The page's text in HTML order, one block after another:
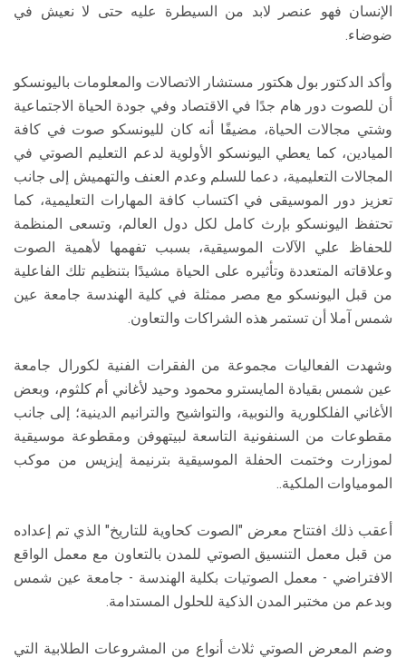
الإنسان فهو عنصر لابد من السيطرة عليه حتى لا نعيش في
ضوضاء.
وأكد الدكتور بول هكتور مستشار الاتصالات والمعلومات باليونسكو
أن للصوت دور هام جدًا في الاقتصاد وفي جودة الحياة الاجتماعية
وشتي مجالات الحياة، مضيفًا أنه كان لليونسكو صوت في كافة
الميادين، كما يعطي اليونسكو الأولوية لدعم التعليم الصوتي في
المجالات التعليمية، دعما للسلم وعدم العنف والتهميش إلى جانب
تعزيز دور الموسيقى في اكتساب كافة المهارات التعليمية، كما
تحتفظ اليونسكو بإرث كامل لكل دول العالم، وتسعى المنظمة
للحفاظ علي الآلات الموسيقية، بسبب تفهمها لأهمية الصوت
وعلاقاته المتعددة وتأثيره على الحياة مشيدًا بتنظيم تلك الفاعلية
من قبل اليونسكو مع مصر ممثلة في كلية الهندسة جامعة عين
شمس آملا أن تستمر هذه الشراكات والتعاون.
وشهدت الفعاليات مجموعة من الفقرات الفنية لكورال جامعة
عين شمس بقيادة المايسترو محمود وحيد لأغاني أم كلثوم، وبعض
الأغاني الفلكلورية والنوبية، والتواشيح والترانيم الدينية؛ إلى جانب
مقطوعات من السنفونية التاسعة لبيتهوفن ومقطوعة موسيقية
لموزارت وختمت الحفلة الموسيقية بترنيمة إيزيس من موكب
المومياوات الملكية..
أعقب ذلك افتتاح معرض "الصوت كحاوية للتاريخ" الذي تم إعداده
من قبل معمل التنسيق الصوتي للمدن بالتعاون مع معمل الواقع
الافتراضي - معمل الصوتيات بكلية الهندسة - جامعة عين شمس
وبدعم من مختبر المدن الذكية للحلول المستدامة.
وضم المعرض الصوتي ثلاث أنواع من المشروعات الطلابية التي